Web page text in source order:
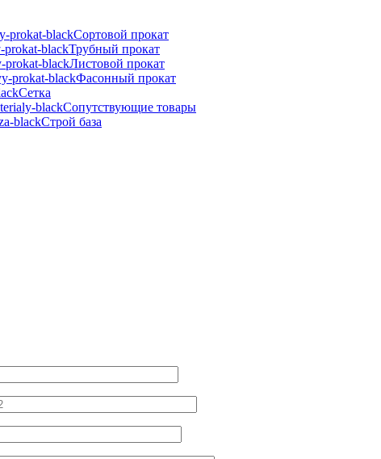
Сортовой прокат
Трубный прокат
Листовой прокат
Фасонный прокат
Сетка
Сопутствующие товары
Строй база